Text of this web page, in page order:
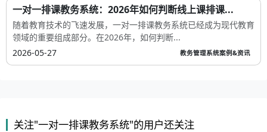
一对一排课教务系统：2026年如何判断线上课排课...
随着教育技术的飞速发展，一对一排课教务系统已经成为现代教育
领域的重要组成部分。在2026年，如何判断...
2026-05-27
教务管理系统案例&资讯
关注"一对一排课教务系统"的用户还关注